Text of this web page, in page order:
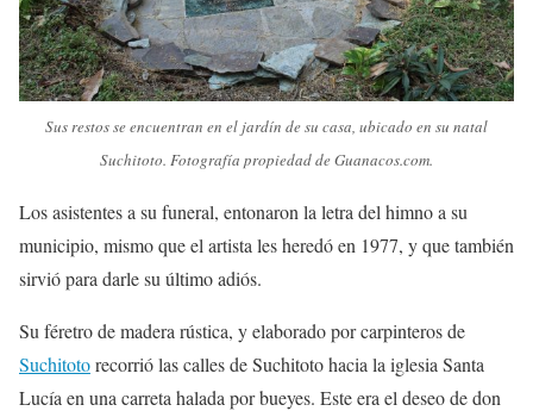
Sus restos se encuentran en el jardín de su casa, ubicado en su natal
Suchitoto. Fotografía propiedad de Guanacos.com.
Los asistentes a su funeral, entonaron la letra del himno a su
municipio, mismo que el artista les heredó en 1977, y que también
sirvió para darle su último adiós.
Su féretro de madera rústica, y elaborado por carpinteros de
Suchitotorecorrió las calles de Suchitoto hacia la iglesia Santa
Lucía en una carreta halada por bueyes. Este era el deseo de don